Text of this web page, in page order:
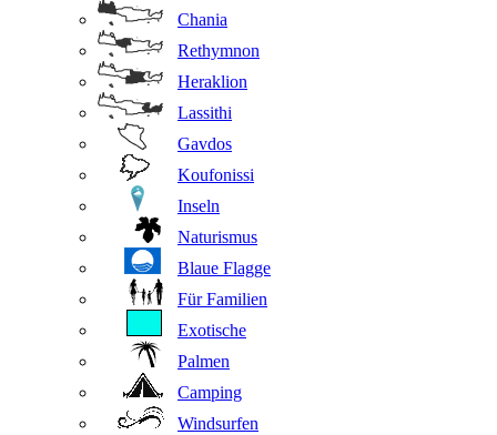
Chania
Rethymnon
Heraklion
Lassithi
Gavdos
Koufonissi
Inseln
Naturismus
Blaue Flagge
Für Familien
Exotische
Palmen
Camping
Windsurfen